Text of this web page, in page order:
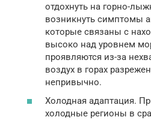
отдохнуть на горно-
возникнуть симптомы
которые связаны с
высоко над уровнем
проявляются из-за
воздух в горах
непривычно.
Холодная адаптация.
холодные регионы в